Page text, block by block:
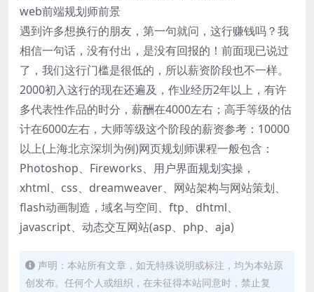
web前端规划师前景
遇到许多想换行的朋友，第一句就问，这行赚钱吗？我
相信一句话，没有付出，是没有回报的！前面现已说过
了，我们这行门槛是很低的，所以薪资阶段也不一样。
2000初入这行的现在还遍及，作业经历2年以上，有许
多代表性作品的时分，薪酬在4000左右；高手等级的估
计在6000左右，大师等级这个阶段的薪资参考：10000
以上(上海北京深圳为例)网页规划师课程一般包含：
Photoshop、Fireworks、用户界面规划实操，
xhtml、css、dreamweaver、网站架构与网站策划、
flash动画制造，域名与空间、ftp、dhtml、
javascript、动态交互网站(asp、php、aja)
声明：本站所有文章，如无特殊说明或标注，均为本站原
创发布。任何个人或组织，在未征得本站同意时，禁止复